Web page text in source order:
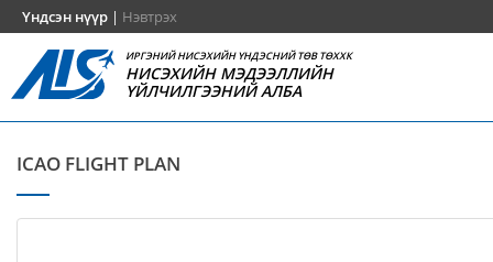
Үндсэн нүүр | Нэвтрэх
ИРГЭНИЙ НИСЭХИЙН ҮНДЭСНИЙ ТӨВ ТӨХХК
НИСЭХИЙН МЭДЭЭЛЛИЙН
ҮЙЛЧИЛГЭЭНИЙ АЛБА
ICAO FLIGHT PLAN